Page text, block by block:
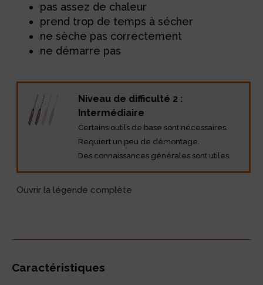
pas assez de chaleur
prend trop de temps à sécher
ne sèche pas correctement
ne démarre pas
Niveau de difficulté 2 :
Intermédiaire
Certains outils de base sont nécessaires.
Requiert un peu de démontage.
Des connaissances générales sont utiles.
Ouvrir la légende complète
Caractéristiques